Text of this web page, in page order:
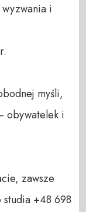
i
myśli,
obywatelek i
zawsze
studia +48 698